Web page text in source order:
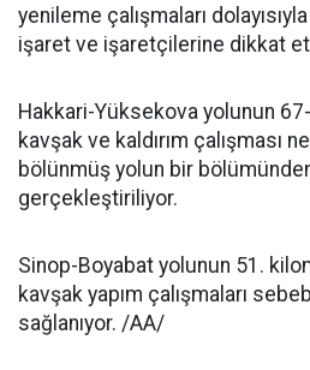
yenileme çalışmaları
işaret ve işaretçilerine dikkat
Hakkari-Yüksekova yolunun
kavşak ve kaldırım çalışması
bölünmüş yolun bir
gerçekleştiriliyor.
Sinop-Boyabat yolunun 51.
kavşak yapım çalışmaları
sağlanıyor. /AA/